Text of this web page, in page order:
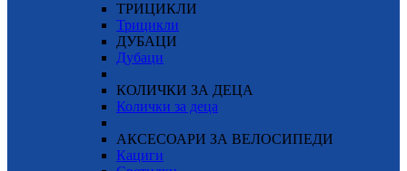
ТРИЦИКЛИ
Трицикли
ДУБАЦИ
Дубаци
КОЛИЧКИ ЗА ДЕЦА
Колички за деца
АКСЕСОАРИ ЗА ВЕЛОСИПЕДИ
Кациги